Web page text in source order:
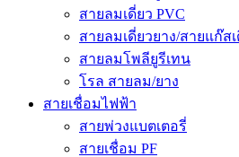
สายลมเดี่ยว PVC
สายลมเดี่ยวยาง/สายแก๊ส
สายลมโพลียูรีเทน
โรล สายลม/ยาง
สายเชื่อมไฟฟ้า
สายพ่วงแบตเตอรี่
สายเชื่อม PF